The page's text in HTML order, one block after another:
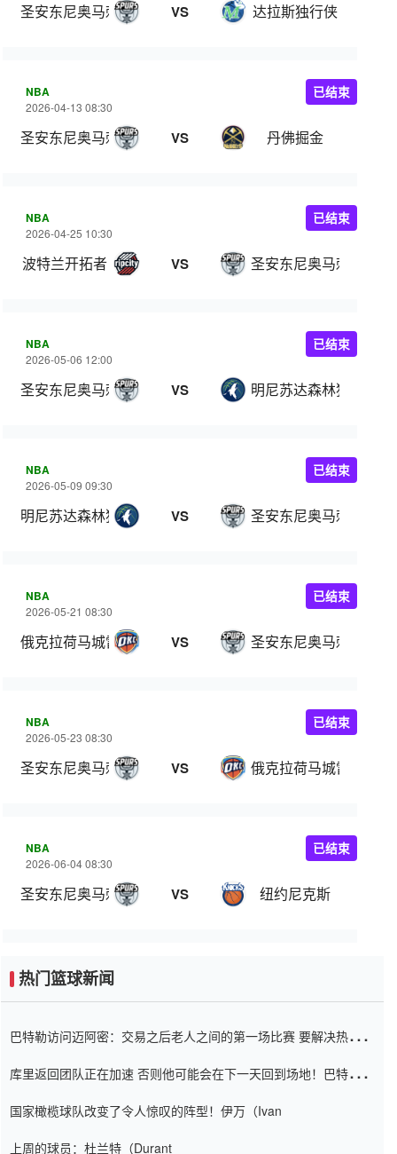
圣安东尼奥马刺 VS 达拉斯独行侠
NBA
2026-04-13 08:30
圣安东尼奥马刺 VS 丹佛掘金
已结束
NBA
2026-04-25 10:30
波特兰开拓者 VS 圣安东尼奥马刺
已结束
NBA
2026-05-06 12:00
圣安东尼奥马刺 VS 明尼苏达森林狼
已结束
NBA
2026-05-09 09:30
明尼苏达森林狼 VS 圣安东尼奥马刺
已结束
NBA
2026-05-21 08:30
俄克拉荷马城雷霆 VS 圣安东尼奥马刺
已结束
NBA
2026-05-23 08:30
圣安东尼奥马刺 VS 俄克拉荷马城雷霆
已结束
NBA
2026-06-04 08:30
圣安东尼奥马刺 VS 纽约尼克斯
已结束
热门篮球新闻
巴特勒访问迈阿密：交易之后老人之间的第一场比赛 要解决热情的
库里返回团队正在加速 否则他可能会在下一天回到场地！巴特勒迈
国家橄榄球队改变了令人惊叹的阵型！伊万（Ivan
上周的球员：杜兰特（Durant